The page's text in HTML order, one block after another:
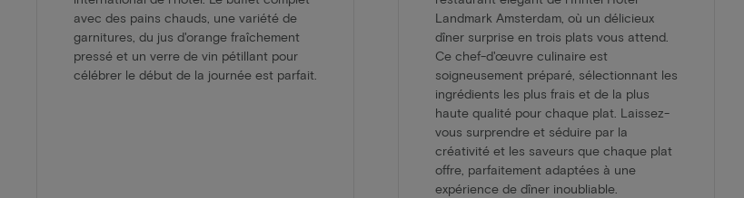
avec des pains chauds, une variété de
garnitures, du jus d'orange fraîchement
pressé et un verre de vin pétillant pour
célébrer le début de la journée est parfait.
Landmark Amsterdam, où un délicieux
dîner surprise en trois plats vous attend.
Ce chef-d'œuvre culinaire est
soigneusement préparé, sélectionnant les
ingrédients les plus frais et de la plus
haute qualité pour chaque plat. Laissez-
vous surprendre et séduire par la
créativité et les saveurs que chaque plat
offre, parfaitement adaptées à une
expérience de dîner inoubliable.